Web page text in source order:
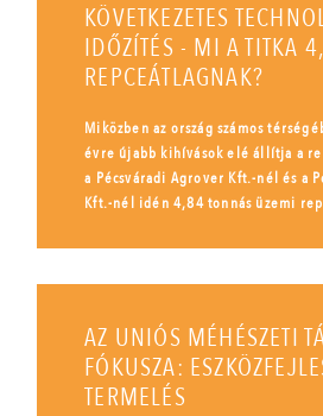
KÖVETKEZETES
IDŐZÍTÉS - MI A TITKA
REPCEÁTLAGNAK?
Miközben az ország számos
évre újabb kihívások elé állítja a
a Pécsváradi Agrover Kft.-nél és a
Kft.-nél idén 4,84 tonnás üzemi
AZ UNIÓS MÉHÉSZETI
FÓKUSZA:
TERMELÉS